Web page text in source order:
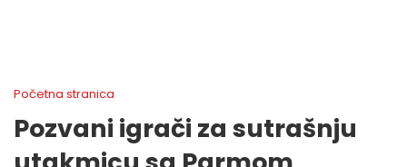
Početna stranica
Pozvani igrači za sutrašnju